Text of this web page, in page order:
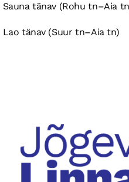
Sauna tänav (Rohu tn–Aia
Lao tänav (Suur tn–Aia tn)